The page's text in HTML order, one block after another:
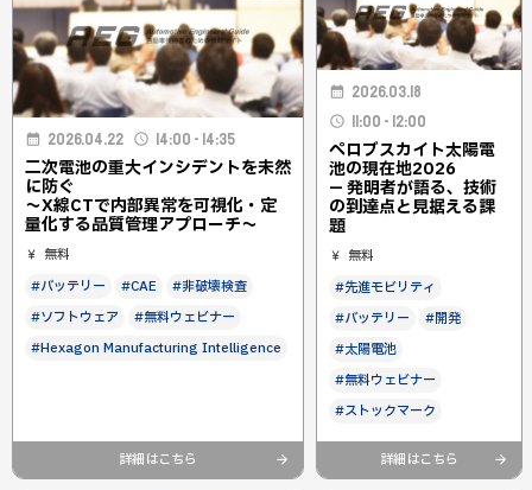
2026.04.22 14:00 - 14:35
二次電池の重大インシデントを未然
に防ぐ
〜X線CTで内部異常を可視化・定
量化する品質管理アプローチ〜
無料
#バッテリー #CAE
#非破壊検査
#ソフトウェア
#無料ウェビナー
#Hexagon Manufacturing Intelligence
詳細はこちら
2026.03.18
11:00 - 12:00
ペロブスカイト太陽電
池の現在地2026
— 発明者が語る、技術
の到達点と見据える課
題
無料
#先進モビリティ
#バッテリー
#開発
#太陽電池
#無料ウェビナー
#ストックマーク
詳細はこちら